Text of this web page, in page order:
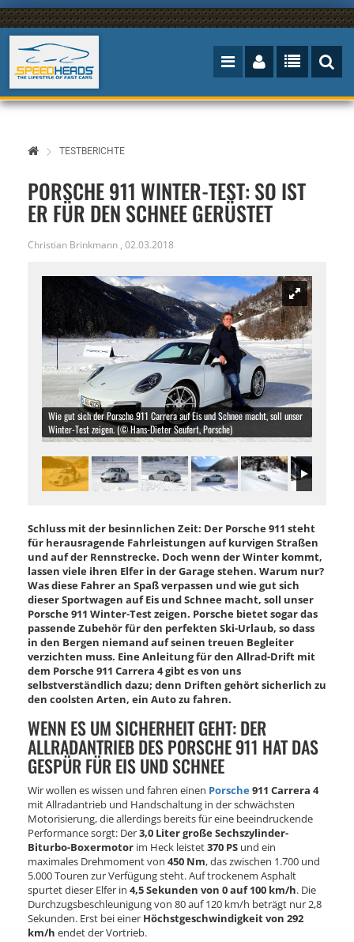
TESTBERICHTE
PORSCHE 911 WINTER-TEST: SO IST
ER FÜR DEN SCHNEE GERÜSTET
Christian Brinkmann , 02.03.2018
Wie gut sich der Porsche 911 Carrera auf Eis und Schnee macht, soll unser
Winter-Test zeigen. (© Hans-Dieter Seufert, Porsche)
Schluss mit der besinnlichen Zeit: Der Porsche 911 steht
für herausragende Fahrleistungen auf kurvigen Straßen
und auf der Rennstrecke. Doch wenn der Winter kommt,
lassen viele ihren Elfer in der Garage stehen. Warum nur?
Was diese Fahrer an Spaß verpassen und wie gut sich
dieser Sportwagen auf Eis und Schnee macht, soll unser
Porsche 911 Winter-Test zeigen. Porsche bietet sogar das
passende Zubehör für den perfekten Ski-Urlaub, so dass
in den Bergen niemand auf seinen treuen Begleiter
verzichten muss. Eine Anleitung für den Allrad-Drift mit
dem Porsche 911 Carrera 4 gibt es von uns
selbstverständlich dazu; denn Driften gehört sicherlich zu
den coolsten Arten, ein Auto zu fahren.
WENN ES UM SICHERHEIT GEHT: DER
ALLRADANTRIEB DES PORSCHE 911 HAT DAS
GESPÜR FÜR EIS UND SCHNEE
Wir wollen es wissen und fahren einen Porsche911 Carrera 4
mit Allradantrieb und Handschaltung in der schwächsten
Motorisierung, die allerdings bereits für eine beeindruckende
Performance sorgt: Der3,0 Liter große Sechszylinder-
Biturbo-Boxermotor im Heck leistet370 PS und ein
maximales Drehmoment von 450 Nm, das zwischen 1.700 und
5.000 Touren zur Verfügung steht. Auf trockenem Asphalt
spurtet dieser Elfer in 4,5 Sekunden von 0 auf 100 km/h. Die
Durchzugsbeschleunigung von 80 auf 120 km/h beträgt nur 2,8
Sekunden. Erst bei einer Höchstgeschwindigkeit von 292
km/h endet der Vortrieb.